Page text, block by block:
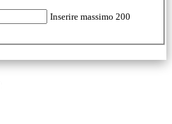
Inserire massimo 200